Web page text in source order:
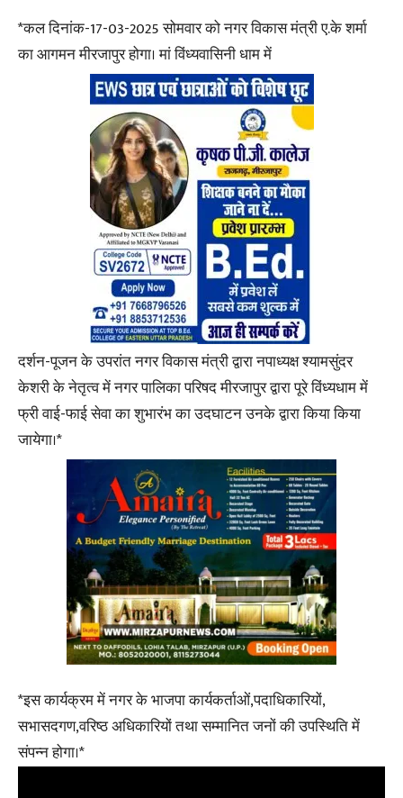
*कल दिनांक-17-03-2025 सोमवार को नगर विकास मंत्री ए.के शर्मा
का आगमन मीरजापुर होगा। मां विंध्यवासिनी धाम में
दर्शन-पूजन के उपरांत नगर विकास मंत्री द्वारा नपाध्यक्ष श्यामसुंदर
केशरी के नेतृत्व में नगर पालिका परिषद मीरजापुर द्वारा पूरे विंध्यधाम में
फ्री वाई-फाई सेवा का शुभारंभ का उदघाटन उनके द्वारा किया किया
जायेगा।*
*इस कार्यक्रम में नगर के भाजपा कार्यकर्ताओं,पदाधिकारियों,
सभासदगण,वरिष्ठ अधिकारियों तथा सम्मानित जनों की उपस्थिति में
संपन्न होगा।*